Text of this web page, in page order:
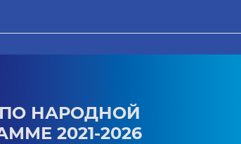
ПО НАРОДНОЙ
2021-2026